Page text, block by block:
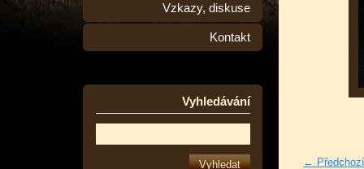
Vzkazy, diskuse
Kontakt
Vyhledávání
← Předchozí